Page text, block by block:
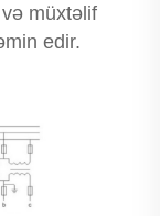
müxtəlif
edir.